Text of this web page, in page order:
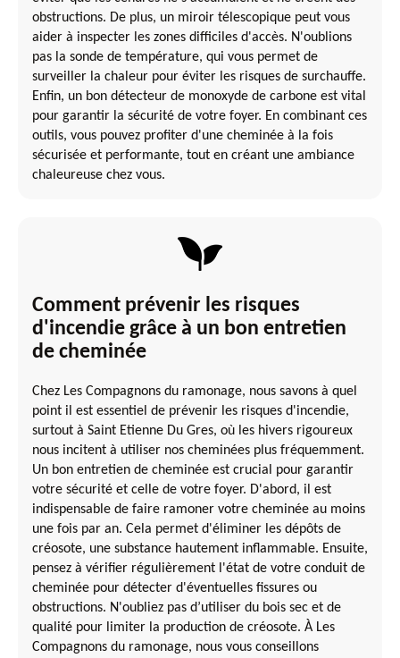
obstructions. De plus, un miroir télescopique peut vous
aider à inspecter les zones difficiles d'accès. N'oublions
pas la sonde de température, qui vous permet de
surveiller la chaleur pour éviter les risques de surchauffe.
Enfin, un bon détecteur de monoxyde de carbone est vital
pour garantir la sécurité de votre foyer. En combinant ces
outils, vous pouvez profiter d'une cheminée à la fois
sécurisée et performante, tout en créant une ambiance
chaleureuse chez vous.
Comment prévenir les risques
d'incendie grâce à un bon entretien
de cheminée
Chez Les Compagnons du ramonage, nous savons à quel
point il est essentiel de prévenir les risques d'incendie,
surtout à Saint Etienne Du Gres, où les hivers rigoureux
nous incitent à utiliser nos cheminées plus fréquemment.
Un bon entretien de cheminée est crucial pour garantir
votre sécurité et celle de votre foyer. D'abord, il est
indispensable de faire ramoner votre cheminée au moins
une fois par an. Cela permet d'éliminer les dépôts de
créosote, une substance hautement inflammable. Ensuite,
pensez à vérifier régulièrement l'état de votre conduit de
cheminée pour détecter d'éventuelles fissures ou
obstructions. N'oubliez pas d’utiliser du bois sec et de
qualité pour limiter la production de créosote. À Les
Compagnons du ramonage, nous vous conseillons